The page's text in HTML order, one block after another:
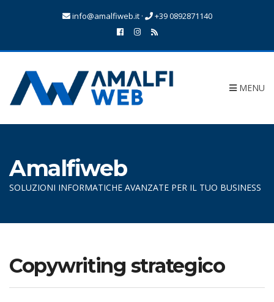
info@amalfiweb.it· +39 0892871140
MENU
Amalfiweb
SOLUZIONI INFORMATICHE AVANZATE PER IL TUO BUSINESS
Copywriting strategico